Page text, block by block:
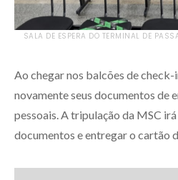
SALA DE ESPERA DO TERMINAL DE
Ao chegar nos balcões de
novamente seus documentos de
pessoais. A tripulação da MSC
documentos e entregar o cartão